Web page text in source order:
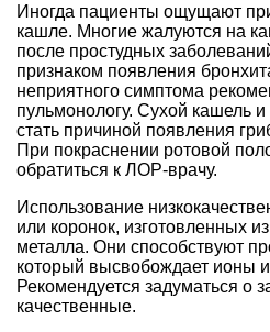
Иногда пациенты ощущают
кашле. Многие жалуются на
после простудных
признаком появления
неприятного симптома
пульмонологу. Сухой кашель и
стать причиной появления
При покраснении ротовой
обратиться к ЛОР-врачу.
Использование
или коронок, изготовленных
металла. Они способствуют
который высвобождает ионы
Рекомендуется задуматься о
качественные.